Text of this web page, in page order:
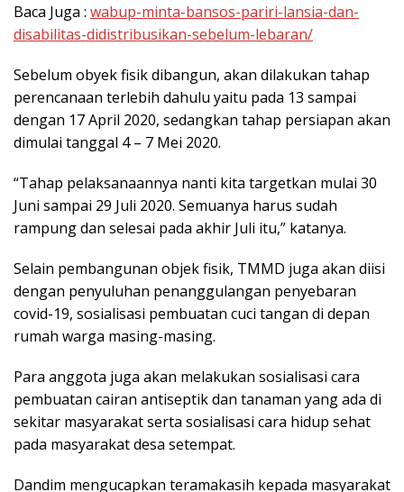
Baca Juga : wabup-minta-bansos-pariri-lansia-dan-
disabilitas-didistribusikan-sebelum-lebaran/
Sebelum obyek fisik dibangun, akan dilakukan tahap
perencanaan terlebih dahulu yaitu pada 13 sampai
dengan 17 April 2020, sedangkan tahap persiapan akan
dimulai tanggal 4 – 7 Mei 2020.
“Tahap pelaksanaannya nanti kita targetkan mulai 30
Juni sampai 29 Juli 2020. Semuanya harus sudah
rampung dan selesai pada akhir Juli itu,” katanya.
Selain pembangunan objek fisik, TMMD juga akan diisi
dengan penyuluhan penanggulangan penyebaran
covid-19, sosialisasi pembuatan cuci tangan di depan
rumah warga masing-masing.
Para anggota juga akan melakukan sosialisasi cara
pembuatan cairan antiseptik dan tanaman yang ada di
sekitar masyarakat serta sosialisasi cara hidup sehat
pada masyarakat desa setempat.
Dandim mengucapkan teramakasih kepada masyarakat